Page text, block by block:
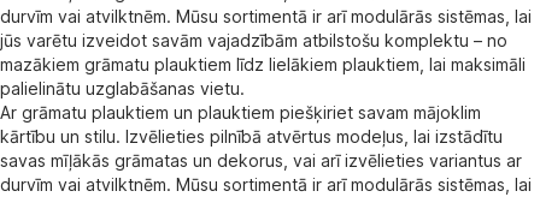
durvīm vai atvilktnēm. Mūsu sortimentā ir arī modulārās sistēmas, lai
jūs varētu izveidot savām vajadzībām atbilstošu komplektu – no
mazākiem grāmatu plauktiem līdz lielākiem plauktiem, lai maksimāli
palielinātu uzglabāšanas vietu.
Ar grāmatu plauktiem un plauktiem piešķiriet savam mājoklim
kārtību un stilu. Izvēlieties pilnībā atvērtus modeļus, lai izstādītu
savas mīļākās grāmatas un dekorus, vai arī izvēlieties variantus ar
durvīm vai atvilktnēm. Mūsu sortimentā ir arī modulārās sistēmas, lai